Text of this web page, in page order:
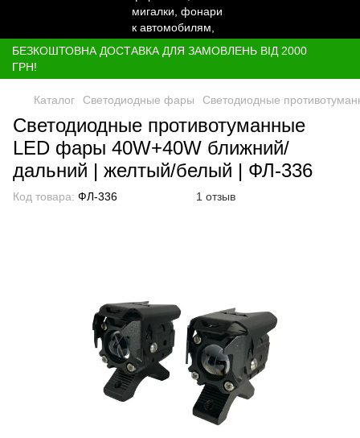
БЕЗКОШТОВНА ДОСТАВКА ДЛЯ ЗАМОВЛЕНЬ ВІД 2000
ГРН!
Каталог Светодиодные фары Светодиодные
Светодиодные противотуманные
LED фары 40W+40W ближний/
дальний | желтый/белый | ФЛ-336
Код товара: ФЛ-336 1 отзыв